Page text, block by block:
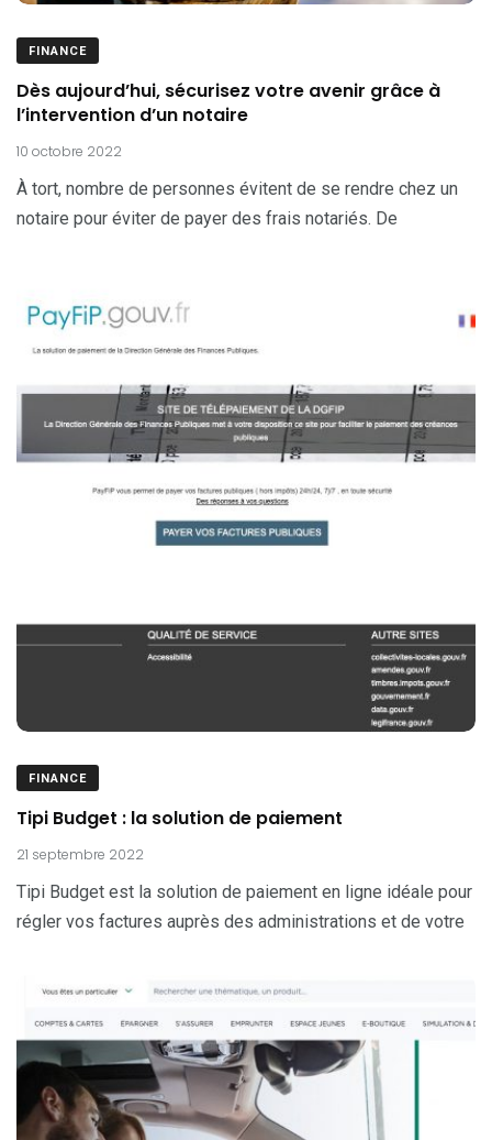
FINANCE
Dès aujourd’hui, sécurisez votre avenir grâce à
l’intervention d’un notaire
10 octobre 2022
À tort, nombre de personnes évitent de se rendre chez un
notaire pour éviter de payer des frais notariés. De
FINANCE
Tipi Budget : la solution de paiement
21 septembre 2022
Tipi Budget est la solution de paiement en ligne idéale pour
régler vos factures auprès des administrations et de votre